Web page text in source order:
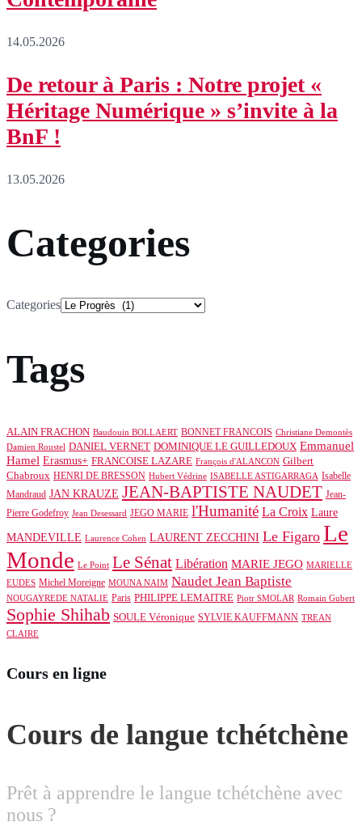
14.05.2026
De retour à Paris : Notre projet «
Héritage Numérique » s’invite à la
BnF !
13.05.2026
Categories
Categories
Tags
ALAIN FRACHON Baudouin BOLLAERT BONNET FRANCOIS Christiane Demontès
Damien Roustel DANIEL VERNET DOMINIQUE LE GUILLEDOUX Emmanuel
Hamel Erasmus+ FRANCOISE LAZARE François d'ALANCON Gilbert
Chabroux HENRI DE BRESSON Hubert Védrine ISABELLE ASTIGARRAGA Isabelle
Mandraud JAN KRAUZE JEAN-BAPTISTE NAUDET Jean-
Pierre Godefroy Jean Desessard JEGO MARIE l'Humanité La Croix Laure
MANDEVILLE Laurence Cohen LAURENT ZECCHINI Le Figaro Le
Monde Le Point Le Sénat Libération MARIE JEGO MARIELLE
EUDES Michel Moreigne MOUNA NAIM Naudet Jean Baptiste
NOUGAYREDE NATALIE Paris PHILIPPE LEMAITRE Piotr SMOLAR Romain Gubert
Sophie Shihab SOULE Véronique SYLVIE KAUFFMANN TREAN
CLAIRE
Cours en ligne
Cours de langue tchétchène
Prêt à apprendre le langue tchétchène avec
nous ?